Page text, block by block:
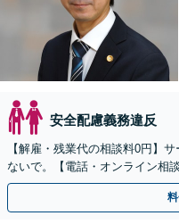
安全配慮義務違反
【解雇・残業代の相談料0円】
ないで。【電話・オンライン相